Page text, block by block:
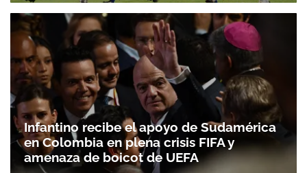
Infantino recibe el apoyo de Sudamérica
en Colombia en plena crisis FIFA y
amenaza de boicot de UEFA